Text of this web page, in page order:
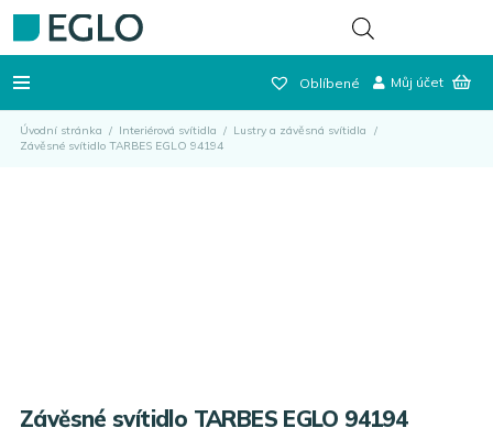
Oblíbené Můj účet
Úvodní stránka / Interiérová svítidla / Lustry a závěsná svítidla
/
Závěsné svítidlo TARBES EGLO 94194
Závěsné svítidlo TARBES EGLO 94194